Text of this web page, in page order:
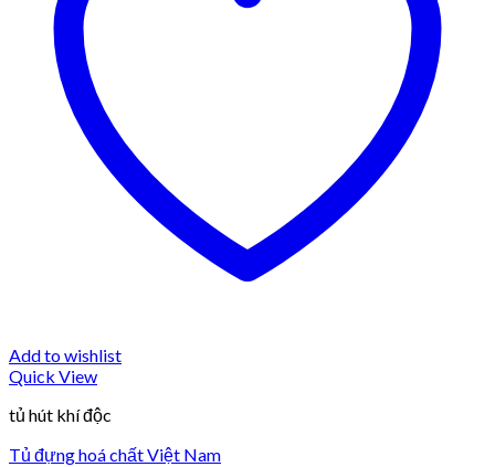
Add to wishlist
Quick View
tủ hút khí độc
Tủ đựng hoá chất Việt Nam